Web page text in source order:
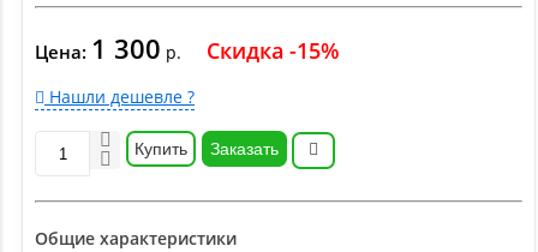
Цена: 1 300 р. Скидка -15%
Нашли дешевле ?
Купить Заказать
Общие характеристики